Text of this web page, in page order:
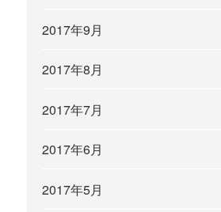
2017年9月
2017年8月
2017年7月
2017年6月
2017年5月